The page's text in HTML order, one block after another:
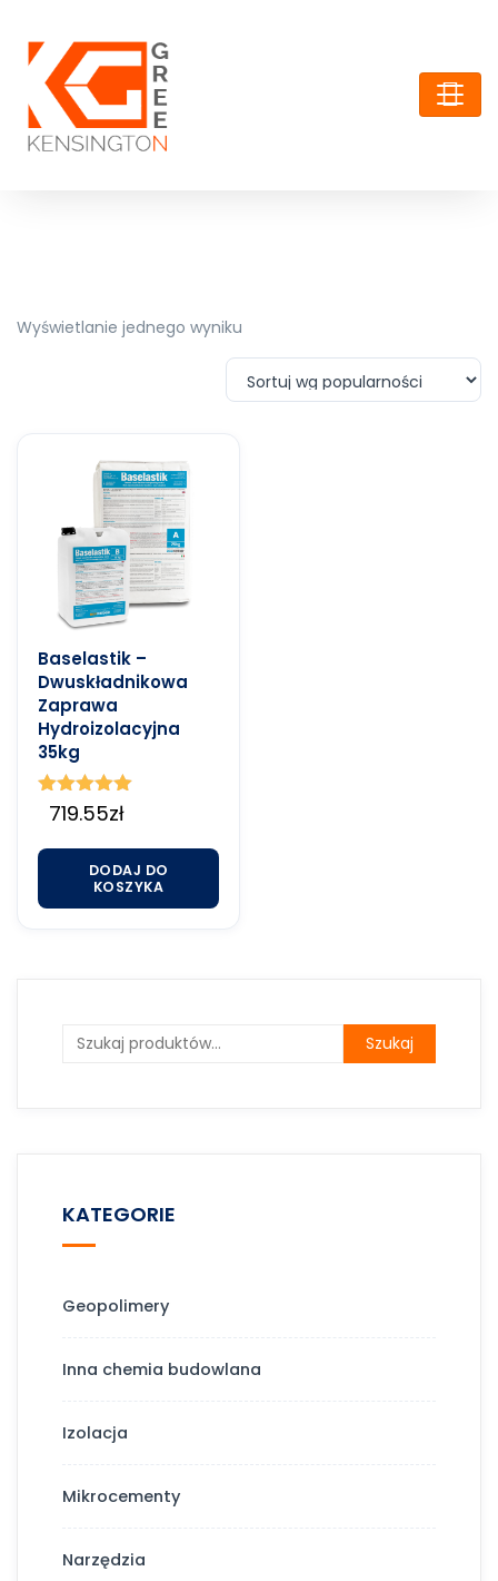
Wyświetlanie jednego wyniku
Baselastik –
Dwuskładnikowa
Zaprawa
Hydroizolacyjna
35kg
Oceniono
5.00
719.55zł
DODAJ DO
KOSZYKA
Szukaj
KATEGORIE
Geopolimery
Inna chemia budowlana
Izolacja
Mikrocementy
Narzędzia